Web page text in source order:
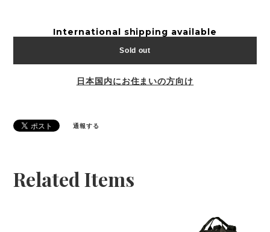
International shipping available
Sold out
日本国内にお住まいの方向け
通報する
Related Items